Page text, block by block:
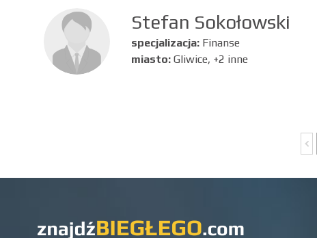
Stefan Sokołowski
specjalizacja: Finanse
miasto: Gliwice, +2 inne